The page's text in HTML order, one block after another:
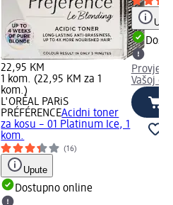
22,95 KM
1 kom. (22,95 KM za 1
kom.)
L'ORÉAL PARiS
PRÉFÉRENCEAcidni toner
za kosu – 01 Platinum Ice, 1
kom.
(16)
Upute
Dostupno online
Vašoj